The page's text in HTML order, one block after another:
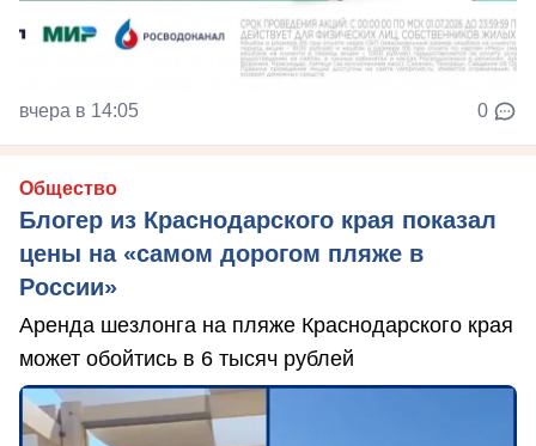
вчера в 14:05 0
Общество
Блогер из Краснодарского края показал
цены на «самом дорогом пляже в
России»
Аренда шезлонга на пляже Краснодарского края
может обойтись в 6 тысяч рублей